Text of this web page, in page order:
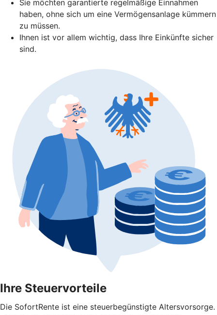
Sie möchten garantierte regelmäßige Einnahmen
haben, ohne sich um eine Vermögensanlage kümmern
zu müssen.
Ihnen ist vor allem wichtig, dass Ihre Einkünfte sicher
sind.
Ihre Steuervorteile
Die SofortRente ist eine steuerbegünstigte Altersvorsorge.